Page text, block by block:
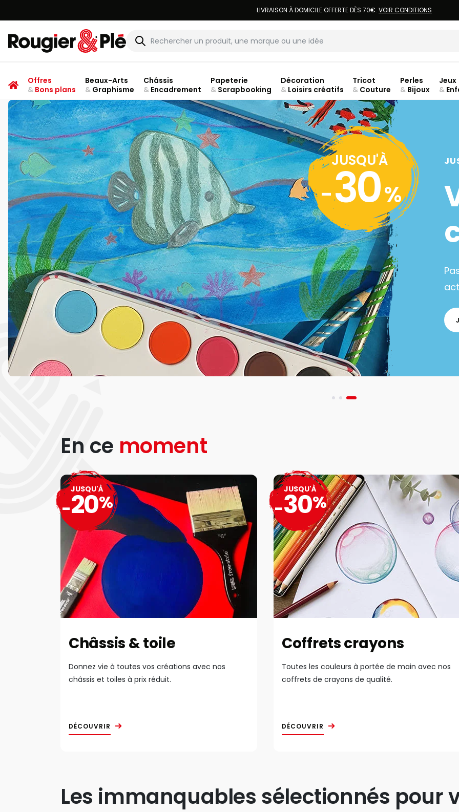
LIVRAISON À DOMICILE OFFERTE DÈS 70€. VOIR CONDITIONS
Rougier & Plé
Offres
&Bons plans
Beaux-Arts
&Graphisme
Châssis
&Encadrement
Papeterie
&Scrapbooking
Décoration
&Loisirs créatifs
Tricot
& Couture
Perles
& Bijoux
Jeux
&
JUSQU'À
-30%
En ce moment
Châssis & toile
Donnez vie à toutes vos créations avec nos
châssis et toiles à prix réduit.
DÉCOUVRIR
JUSQU'À
-20%
Coffrets crayons
Toutes les couleurs à portée de main avec nos
coffrets de crayons de qualité.
DÉCOUVRIR
JUSQU'À
-30%
Les immanquables sélectionnés pour